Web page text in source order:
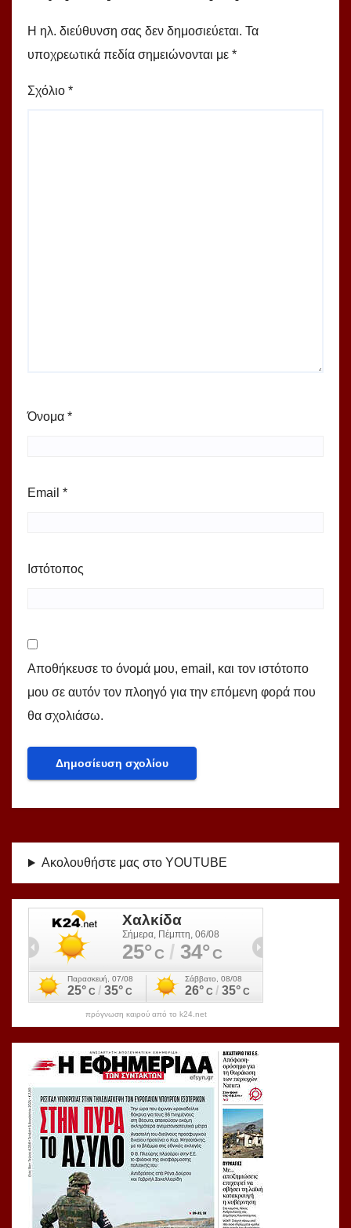
Η ηλ. διεύθυνση σας δεν δημοσιεύεται. Τα
υποχρεωτικά πεδία σημειώνονται με *
Σχόλιο *
Όνομα *
Email *
Ιστότοπος
Αποθήκευσε το όνομά μου, email, και τον ιστότοπο
μου σε αυτόν τον πλοηγό για την επόμενη φορά που
θα σχολιάσω.
Ακολουθήστε μας στο YOUTUBE
πρόγνωση καιρού από το k24.net